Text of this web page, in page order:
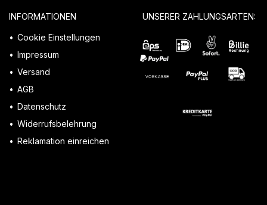
INFORMATIONEN
Cookie Einstellungen
Impressum
Versand
AGB
Datenschutz
Widerrufsbelehrung
Reklamation einreichen
UNSERER ZAHLUNGSARTEN: